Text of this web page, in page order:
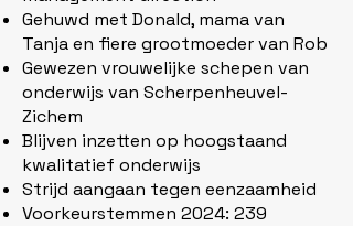
Gehuwd met Donald, mama van
Tanja en fiere grootmoeder van Rob
Gewezen vrouwelijke schepen van
onderwijs van Scherpenheuvel-
Zichem
Blijven inzetten op hoogstaand
kwalitatief onderwijs
Strijd aangaan tegen eenzaamheid
Voorkeurstemmen 2024: 239